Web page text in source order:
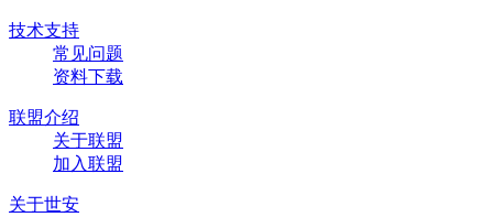
技术支持
常见问题
资料下载
联盟介绍
关于联盟
加入联盟
关于世安